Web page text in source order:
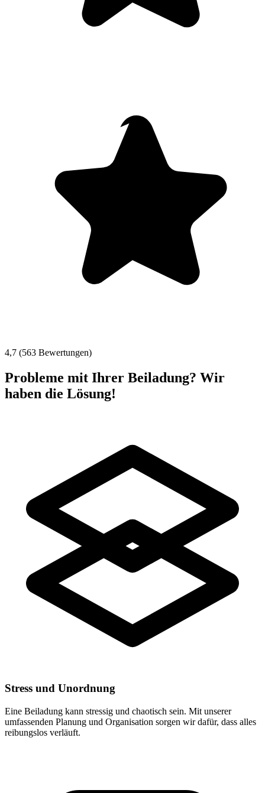
4,7 (563 Bewertungen)
Probleme mit Ihrer Beiladung? Wir
haben die Lösung!
Stress und Unordnung
Eine Beiladung kann stressig und chaotisch sein. Mit unserer
umfassenden Planung und Organisation sorgen wir dafür, dass alles
reibungslos verläuft.